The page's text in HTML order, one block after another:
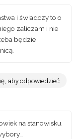
i świadczy to o
zaliczam i nie
będzie
aby odpowiedzieć
na stanowisku.